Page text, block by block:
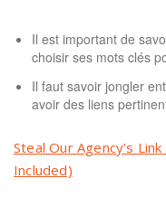
Il est important de
choisir ses mots clés
Il faut savoir jongler
avoir des liens
Steal Our Agency's
Included)